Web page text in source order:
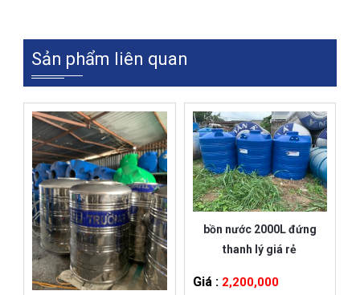
Sản phẩm liên quan
bồn nước 2000L đứng
thanh lý giá rẻ
Giá : 2,200,000